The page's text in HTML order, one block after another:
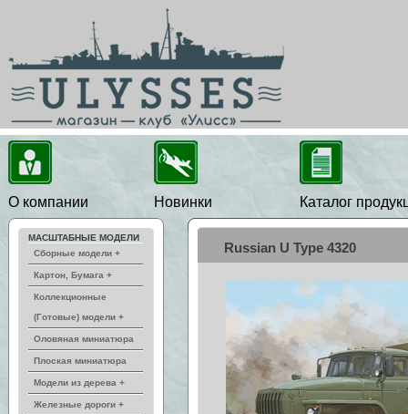
О компании Новинки Каталог
МАСШТАБНЫЕ МОДЕЛИ
Сборные модели +
Картон, Бумага +
Коллекционные
(Готовые) модели +
Оловяная миниатюра
Плоская миниатюра
Модели из дерева +
Железные дороги +
Russian U Type 4320